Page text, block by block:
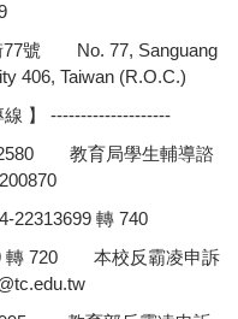
77號 No. 77, Sanguang
406, Taiwan (R.O.C.)
】 --------------------
教育局學生輔導諮
22313699 轉 740
轉 720 本校反霸凌申訴